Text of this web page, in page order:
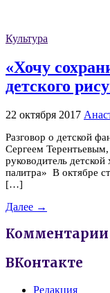
Культура
«Хочу
детского
22 октября 2017
Разговор о детской
Сергеем
руководитель
палитра» В октябре
[…]
Далее →
Комментарии
ВКонтакте
Редакция